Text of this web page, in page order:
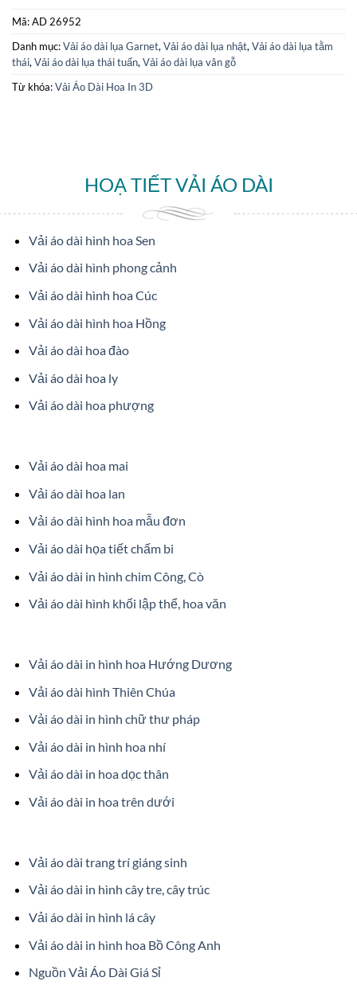
Mã:AD 26952
Danh mục:Vải áo dài lụa Garnet, Vải áo dài lụa nhật, Vải áo dài lụa tằm
thái, Vải áo dài lụa thái tuấn, Vải áo dài lụa vân gỗ
Từ khóa:Vải Áo Dài Hoa In 3D
HOẠ TIẾT VẢI ÁO DÀI
Vải áo dài hình hoa Sen
Vải áo dài hình phong cảnh
Vải áo dài hình hoa Cúc
Vải áo dài hình hoa Hồng
Vải áo dài hoa đào
Vải áo dài hoa ly
Vải áo dài hoa phượng
Vải áo dài hoa mai
Vải áo dài hoa lan
Vải áo dài hình hoa mẫu đơn
Vải áo dài họa tiết chấm bi
Vải áo dài in hình chim Công, Cò
Vải áo dài hình khối lập thể, hoa văn
Vải áo dài in hình hoa Hướng Dương
Vải áo dài hình Thiên Chúa
Vải áo dài in hình chữ thư pháp
Vải áo dài in hình hoa nhí
Vải áo dài in hoa dọc thân
Vải áo dài in hoa trên dưới
Vải áo dài trang trí giáng sinh
Vải áo dài in hình cây tre, cây trúc
Vải áo dài in hình lá cây
Vải áo dài in hình hoa Bồ Công Anh
Nguồn Vải Áo Dài Giá Sỉ